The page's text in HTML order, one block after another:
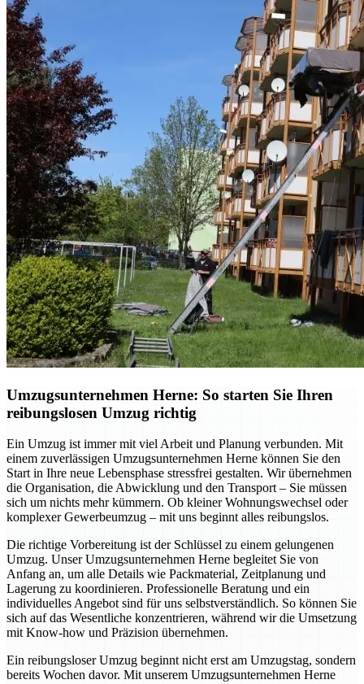
Umzugsunternehmen Herne: So starten Sie Ihren
reibungslosen Umzug richtig
Ein Umzug ist immer mit viel Arbeit und Planung verbunden. Mit
einem zuverlässigen Umzugsunternehmen Herne können Sie den
Start in Ihre neue Lebensphase stressfrei gestalten. Wir übernehmen
die Organisation, die Abwicklung und den Transport – Sie müssen
sich um nichts mehr kümmern. Ob kleiner Wohnungswechsel oder
komplexer Gewerbeumzug – mit uns beginnt alles reibungslos.
Die richtige Vorbereitung ist der Schlüssel zu einem gelungenen
Umzug. Unser Umzugsunternehmen Herne begleitet Sie von
Anfang an, um alle Details wie Packmaterial, Zeitplanung und
Lagerung zu koordinieren. Professionelle Beratung und ein
individuelles Angebot sind für uns selbstverständlich. So können Sie
sich auf das Wesentliche konzentrieren, während wir die Umsetzung
mit Know-how und Präzision übernehmen.
Ein reibungsloser Umzug beginnt nicht erst am Umzugstag, sondern
bereits Wochen davor. Mit unserem Umzugsunternehmen Herne